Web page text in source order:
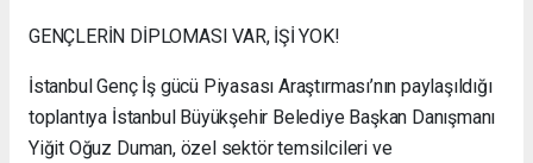
GENÇLERİN DİPLOMASI VAR, İŞİ YOK!
İstanbul Genç İş gücü Piyasası Araştırması’nın paylaşıldığı
toplantıya İstanbul Büyükşehir Belediye Başkan Danışmanı
Yiğit Oğuz Duman, özel sektör temsilcileri ve